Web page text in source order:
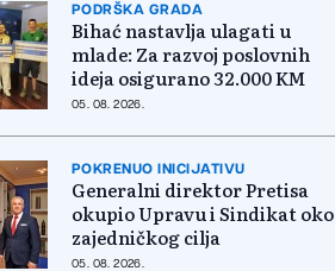
PODRŠKA GRADA
Bihać nastavlja ulagati u
mlade: Za razvoj poslovnih
ideja osigurano 32.000 KM
05. 08. 2026.
POKRENUO INICIJATIVU
Generalni direktor Pretisa
okupio Upravu i Sindikat oko
zajedničkog cilja
05. 08. 2026.